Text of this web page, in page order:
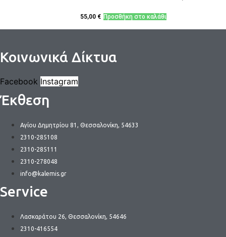
55,00 € Προσθήκη στο καλάθι
Κοινωνικά Δίκτυα
Facebook Instagram
Έκθεση
Αγίου Δημητρίου 81, Θεσσαλονίκη, 54633
2310-285108
2310-285111
2310-278048
info@kalemis.gr
Service
Λασκαράτου 26, Θεσσαλονίκη, 54646
2310-416554